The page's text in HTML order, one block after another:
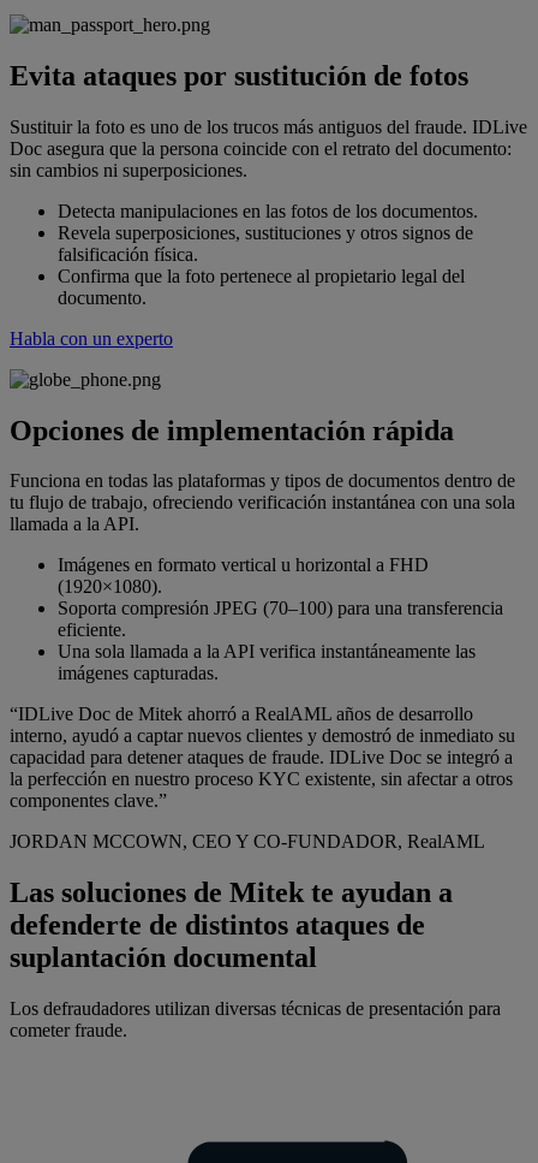
Evita ataques por sustitución de fotos
Sustituir la foto es uno de los trucos más antiguos del fraude. IDLive
Doc asegura que la persona coincide con el retrato del documento:
sin cambios ni superposiciones.
Detecta manipulaciones en las fotos de los documentos.
Revela superposiciones, sustituciones y otros signos de
falsificación física.
Confirma que la foto pertenece al propietario legal del
documento.
Habla con un experto
Opciones de implementación rápida
Funciona en todas las plataformas y tipos de documentos dentro de
tu flujo de trabajo, ofreciendo verificación instantánea con una sola
llamada a la API.
Imágenes en formato vertical u horizontal a FHD
(1920×1080).
Soporta compresión JPEG (70–100) para una transferencia
eficiente.
Una sola llamada a la API verifica instantáneamente las
imágenes capturadas.
“IDLive Doc de Mitek ahorró a RealAML años de desarrollo
interno, ayudó a captar nuevos clientes y demostró de inmediato su
capacidad para detener ataques de fraude. IDLive Doc se integró a
la perfección en nuestro proceso KYC existente, sin afectar a otros
componentes clave.”
JORDAN MCCOWN, CEO Y CO-FUNDADOR, RealAML
Las soluciones de Mitek te ayudan a
defenderte de distintos ataques de
suplantación documental
Los defraudadores utilizan diversas técnicas de presentación para
cometer fraude.